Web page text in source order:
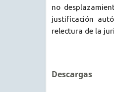
no
justificación
relectura de la
Descargas